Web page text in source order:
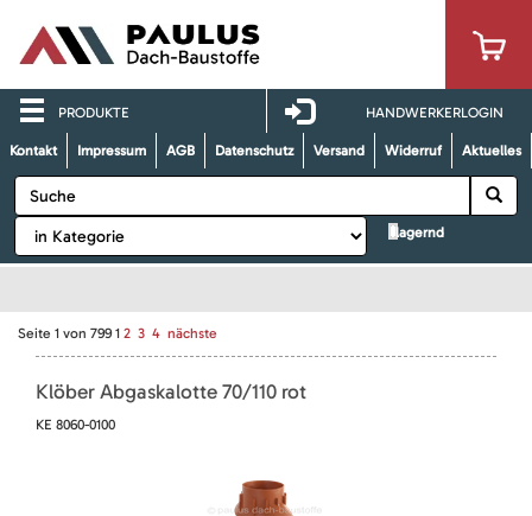
PRODUKTE HANDWERKERLOGIN
Kontakt Impressum AGB Datenschutz Versand Widerruf Aktuelles
lagernd
Seite 1 von 799 1 2 3 4 nächste
Klöber Abgaskalotte 70/110 rot
KE 8060-0100